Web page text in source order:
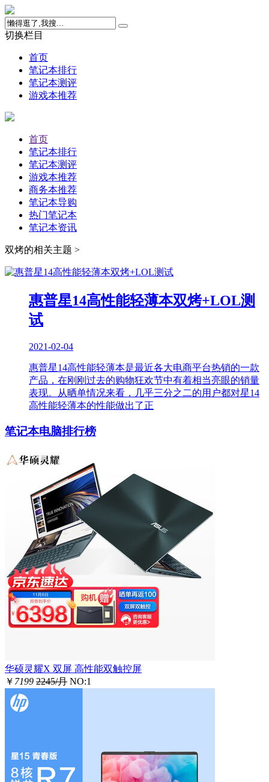
切换栏目
首页
笔记本排行
笔记本测评
游戏本推荐
首页
笔记本排行
笔记本测评
游戏本推荐
商务本推荐
笔记本导购
热门笔记本
笔记本资讯
双烤的相关主题 >
惠普星14高性能轻薄本双烤+LOL测
试
2021-02-04
惠普星14高性能轻薄本是最近各大电商平台热销的一款
产品，在刚刚过去的购物狂欢节中有着相当亮眼的销量
表现。从晒单情况来看，几乎三分之二的用户都对星14
高性能轻薄本的性能做出了正
笔记本电脑排行榜
华硕灵耀X 双屏 高性能双触控屏
￥ 7199 2245/月 NO:1